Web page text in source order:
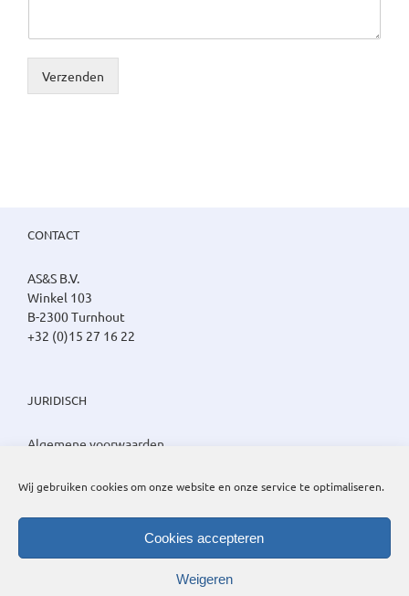
Wij gebruiken cookies om onze website en onze service te optimaliseren.
Cookies accepteren
Weigeren
Verzenden
CONTACT
AS&S B.V.
Winkel 103
B-2300 Turnhout
+32 (0)15 27 16 22
JURIDISCH
Algemene voorwaarden
Cookie beleid